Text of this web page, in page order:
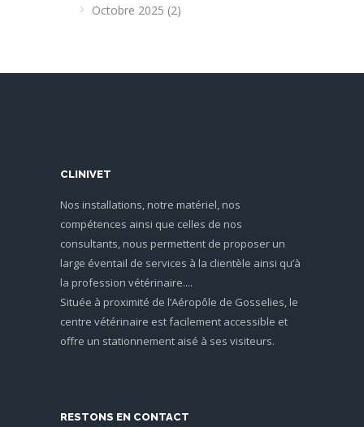
Octobre 2025 (2)
CLINIVET
Nos installations, notre matériel, nos
compétences ainsi que celles de nos
consultants, nous permettent de proposer un
large éventail de services à la clientèle ainsi qu’à
la profession vétérinaire....
Située à proximité de l’Aéropôle de Gosselies, le
centre vétérinaire est facilement accessible et
offre un stationnement aisé à ses visiteurs.
RESTONS EN CONTACT